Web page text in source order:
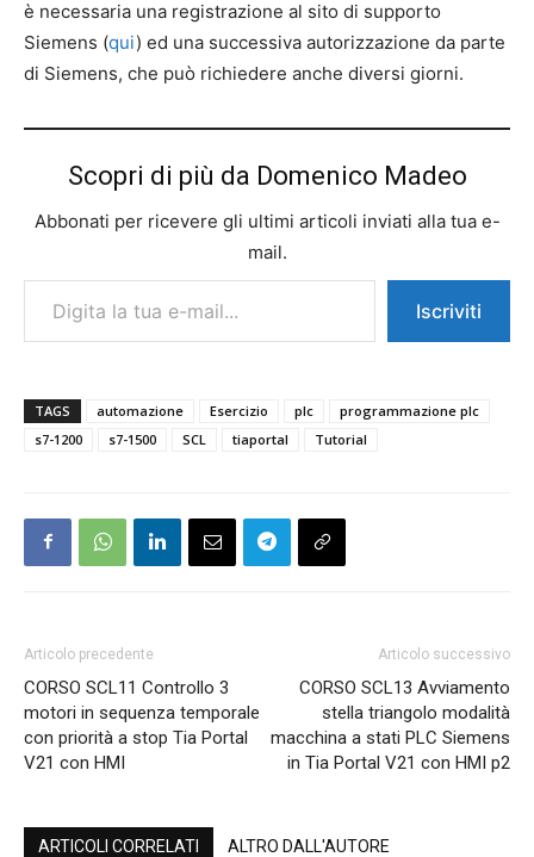
è necessaria una registrazione al sito di supporto
Siemens (qui) ed una successiva autorizzazione da parte
di Siemens, che può richiedere anche diversi giorni.
Scopri di più da Domenico Madeo
Abbonati per ricevere gli ultimi articoli inviati alla tua e-
mail.
Digita la tua e-mail...
Iscriviti
TAGS automazione Esercizio plc
programmazione plc
s7-1200
s7-1500 SCL tiaportal Tutorial
Articolo precedente
CORSO SCL11 Controllo 3
motori in sequenza temporale
con priorità a stop Tia Portal
V21 con HMI
Articolo successivo
CORSO SCL13 Avviamento
stella triangolo modalità
macchina a stati PLC Siemens
in Tia Portal V21 con HMI p2
ARTICOLI CORRELATI ALTRO DALL'AUTORE